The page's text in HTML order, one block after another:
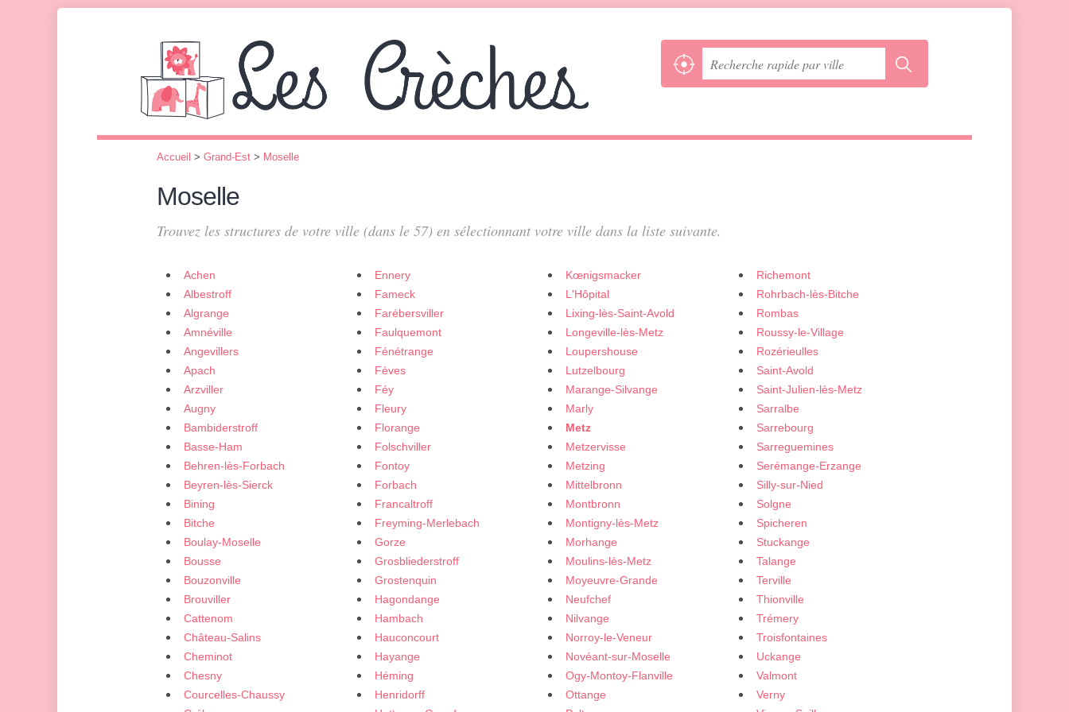
Accueil > Grand-Est > Moselle
Moselle
Trouvez les structures de votre ville (dans le 57) en sélectionnant votre ville dans la liste suivante.
Achen
Albestroff
Algrange
Amnéville
Angevillers
Apach
Arzviller
Augny
Bambiderstroff
Basse-Ham
Behren-lès-Forbach
Beyren-lès-Sierck
Bining
Bitche
Boulay-Moselle
Bousse
Bouzonville
Brouviller
Cattenom
Château-Salins
Cheminot
Chesny
Courcelles-Chaussy
Ennery
Fameck
Farébersviller
Faulquemont
Fénétrange
Fèves
Féy
Fleury
Florange
Folschviller
Fontoy
Forbach
Francaltroff
Freyming-Merlebach
Gorze
Grosbliederstroff
Grostenquin
Hagondange
Hambach
Hauconcourt
Hayange
Héming
Henridorff
Kœnigsmacker
L'Hôpital
Lixing-lès-Saint-Avold
Longeville-lès-Metz
Loupershouse
Lutzelbourg
Marange-Silvange
Marly
Metz
Metzervisse
Metzing
Mittelbronn
Montbronn
Montigny-lès-Metz
Morhange
Moulins-lès-Metz
Moyeuvre-Grande
Neufchef
Nilvange
Norroy-le-Veneur
Novéant-sur-Moselle
Ogy-Montoy-Flanville
Ottange
Richemont
Rohrbach-lès-Bitche
Rombas
Roussy-le-Village
Rozérieulles
Saint-Avold
Saint-Julien-lès-Metz
Sarralbe
Sarrebourg
Sarreguemines
Serémange-Erzange
Silly-sur-Nied
Solgne
Spicheren
Stuckange
Talange
Terville
Thionville
Trémery
Troisfontaines
Uckange
Valmont
Verny